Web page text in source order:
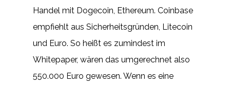
Handel mit Dogecoin, Ethereum. Coinbase
empfiehlt aus Sicherheitsgründen, Litecoin
und Euro. So heißt es zumindest im
Whitepaper, wären das umgerechnet also
550.000 Euro gewesen. Wenn es eine